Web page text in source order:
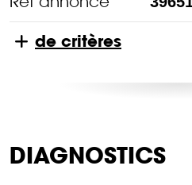
de critères
DIAGNOSTICS